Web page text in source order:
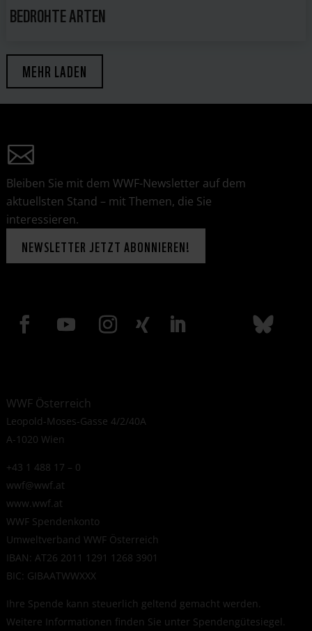
BEDROHTE ARTEN
MEHR LADEN
Bleiben Sie mit dem WWF-Newsletter auf dem
aktuellsten Stand – mit Themen, die Sie
interessieren.
NEWSLETTER JETZT ABONNIEREN!
WWF Österreich
Leopold-Moses-Gasse 4/2/40A
A-1020 Wien
+43 1 488 17 – 0
wwf@wwf.at
www.wwf.at
WWF Spendenkonto
Umweltverband WWF Österreich
IBAN: AT26 2011 1291 1268 3901
BIC: GIBAATWWXXX
Ihre Spende kann steuerlich geltend gemacht werden.
Weitere Informationen finden Sie unter Spendengütesiegel.